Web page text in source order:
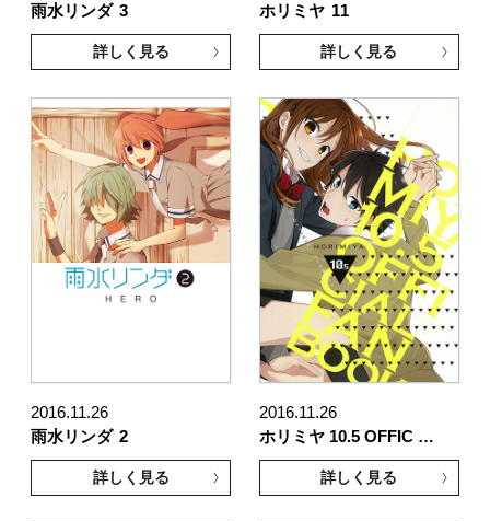
雨水リンダ 3
詳しく見る
ホリミヤ 11
詳しく見る
2016.11.26
雨水リンダ 2
詳しく見る
2016.11.26
ホリミヤ 10.5 OFFIC …
詳しく見る